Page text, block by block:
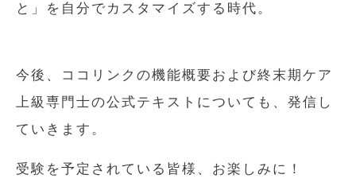
と」を自分でカスタマイズする時代。
今後、ココリンクの機能概要および終末期ケア
上級専門士の公式テキストについても、発信し
ていきます。
受験を予定されている皆様、お楽しみに！